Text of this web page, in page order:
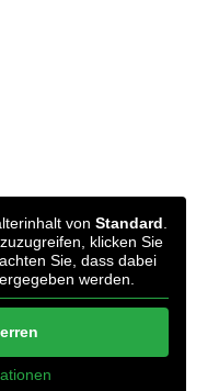
von Standard.
klicken Sie
Sie, dass dabei
werden.